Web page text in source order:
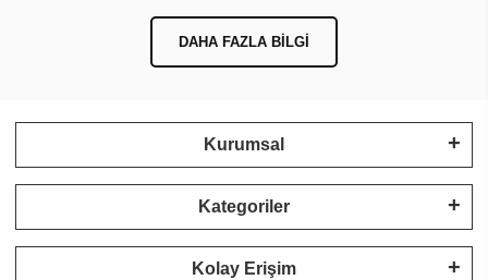
DAHA FAZLA BILGI
Kurumsal
Kategoriler
Kolay Erişim